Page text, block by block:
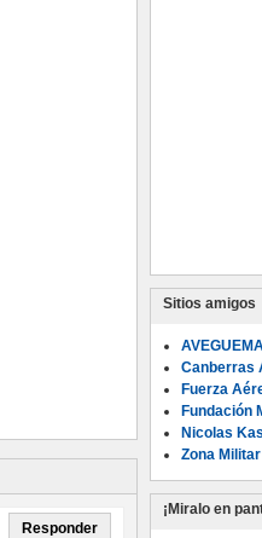
Responder
Sitios amigos
Canberras
Fuerza
Fundación
Nicolas
Zona Militar
¡Miralo en